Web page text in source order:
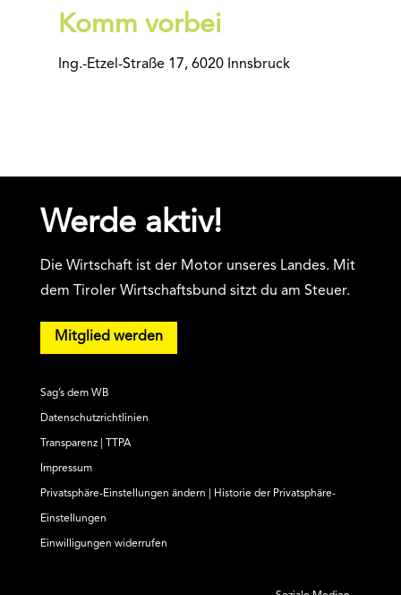
Komm vorbei
Ing.-Etzel-Straße 17, 6020 Innsbruck
Werde aktiv!
Die Wirtschaft ist der Motor unseres Landes. Mit
dem Tiroler Wirtschaftsbund sitzt du am Steuer.
Mitglied werden
Sag’s dem WB
Datenschutzrichtlinien
Transparenz | TTPA
Impressum
Privatsphäre-Einstellungen ändern Historie der Privatsphäre-
Einstellungen
Einwilligungen widerrufen